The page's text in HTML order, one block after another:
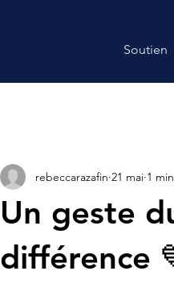
Soutien
Un geste
différence
rebeccarazafin 21 mai 1